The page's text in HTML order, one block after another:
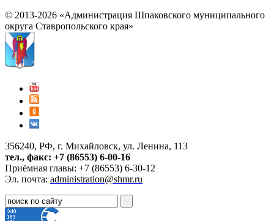
© 2013-2026 «Администрация Шпаковского муниципального
округа Ставропольского края»
356240, РФ, г. Михайловск, ул. Ленина, 113
тел., факс: +7 (86553) 6-00-16
Приёмная главы: +7 (86553) 6-30-12
Эл. почта: administration@shmr.ru